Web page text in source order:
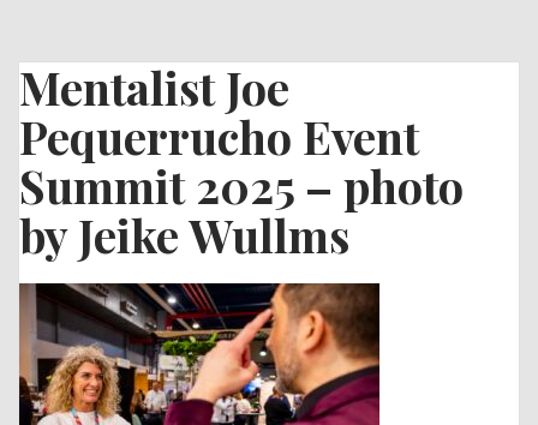
Mentalist Joe
Pequerrucho Event
Summit 2025 – photo
by Jeike Wullms